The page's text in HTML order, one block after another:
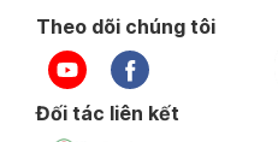
Theo dõi chúng tôi
Đối tác liên kết